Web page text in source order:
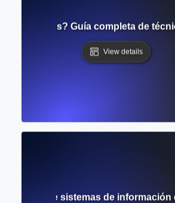
de datos? Guía completa de
View details
de sistemas de